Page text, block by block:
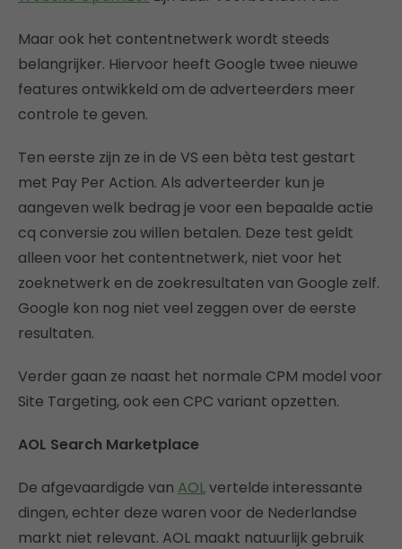
Maar ook het contentnetwerk wordt steeds
belangrijker. Hiervoor heeft Google twee nieuwe
features ontwikkeld om de adverteerders meer
controle te geven.
Ten eerste zijn ze in de VS een bèta test gestart
met Pay Per Action. Als adverteerder kun je
aangeven welk bedrag je voor een bepaalde actie
cq conversie zou willen betalen. Deze test geldt
alleen voor het contentnetwerk, niet voor het
zoeknetwerk en de zoekresultaten van Google zelf.
Google kon nog niet veel zeggen over de eerste
resultaten.
Verder gaan ze naast het normale CPM model voor
Site Targeting, ook een CPC variant opzetten.
AOL Search Marketplace
De afgevaardigde van AOLvertelde interessante
dingen, echter deze waren voor de Nederlandse
markt niet relevant. AOL maakt natuurlijk gebruik